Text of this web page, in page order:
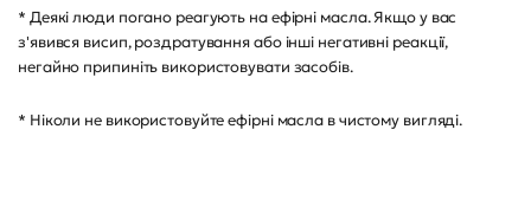
* Деякі люди погано реагують на ефірні масла. Якщо у вас
з'явився висип, роздратування або інші негативні реакції,
негайно припиніть використовувати засобів.
* Ніколи не використовуйте ефірні масла в чистому вигляді.